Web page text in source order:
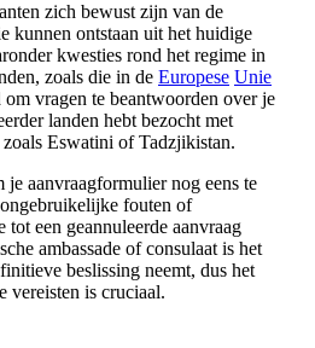
zich bewust zijn van de
kunnen ontstaan uit het huidige
kwesties rond het regime in
zoals die in de Europese Unie
om vragen te beantwoorden over je
landen hebt bezocht met
Eswatini of Tadzjikistan.
je aanvraagformulier nog eens te
fouten of
tot een geannuleerde aanvraag
ambassade of consulaat is het
beslissing neemt, dus het
vereisten is cruciaal.